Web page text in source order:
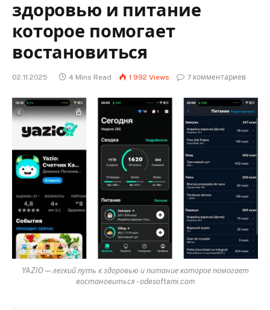
здоровью и питание
которое помогает
востановиться
02.11.2025 4 Mins Read 1 992 Views 7 комментариев
YAZIO — легкий путь к здоровью и питание которое помогает
востановиться - odesoftami.com